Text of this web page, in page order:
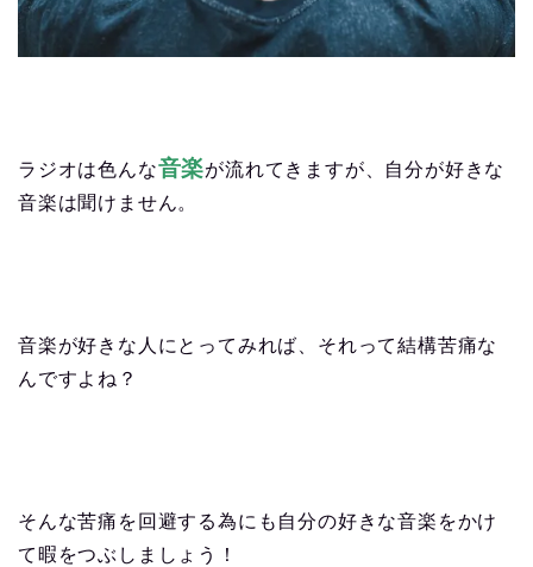
ラジオは色んな音楽が流れてきますが、自分が好きな
音楽は聞けません。
音楽が好きな人にとってみれば、それって結構苦痛な
んですよね？
そんな苦痛を回避する為にも自分の好きな音楽をかけ
て暇をつぶしましょう！